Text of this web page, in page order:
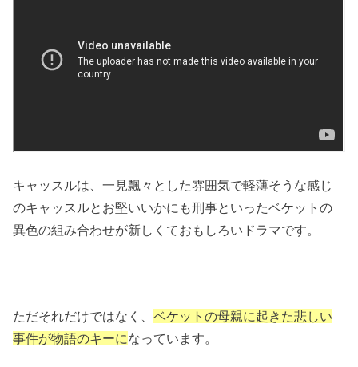
キャッスルは、一見飄々とした雰囲気で軽薄そうな感じ
のキャッスルとお堅いいかにも刑事といったベケットの
異色の組み合わせが新しくておもしろいドラマです。
ただそれだけではなく、ベケットの母親に起きた悲しい
事件が物語のキーになっています。